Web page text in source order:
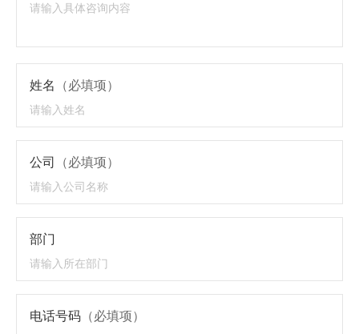
姓名 （必填项）
公司 （必填项）
部门
电话号码 （必填项）